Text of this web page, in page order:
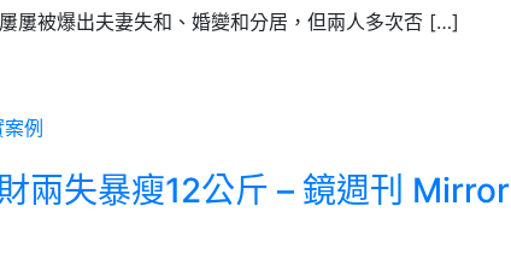
屢被爆出夫妻失和、婚變和分居，但兩人多次否 […]
例
兩失暴瘦12公斤 – 鏡週刊 Mirror